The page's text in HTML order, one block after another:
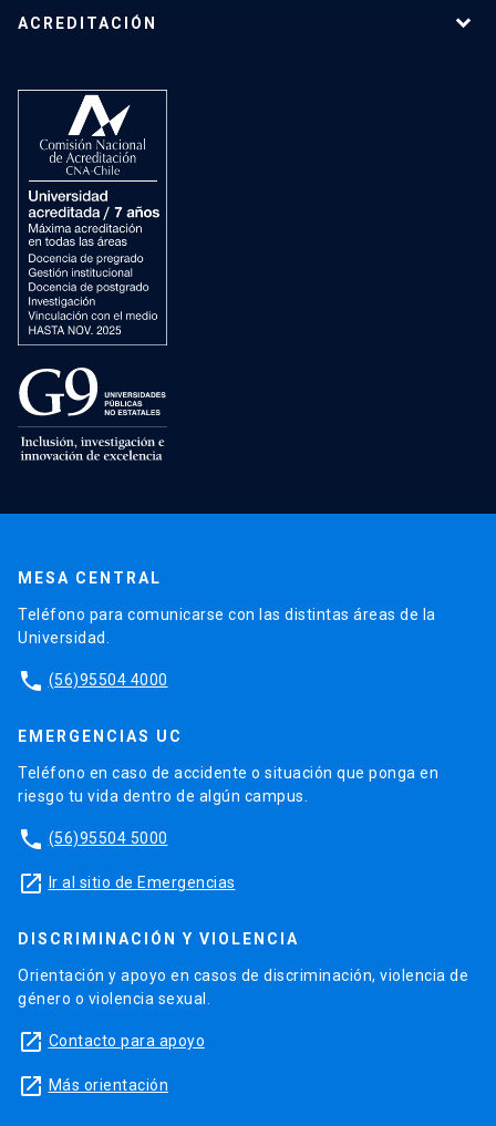
ACREDITACIÓN
MESA CENTRAL
Teléfono para comunicarse con las distintas áreas de la
Universidad.
phone (56)95504 4000
EMERGENCIAS UC
Teléfono en caso de accidente o situación que ponga en
riesgo tu vida dentro de algún campus.
phone (56)95504 5000
launch Ir al sitio de Emergencias
DISCRIMINACIÓN Y VIOLENCIA
Orientación y apoyo en casos de discriminación, violencia de
género o violencia sexual.
launch Contacto para apoyo
launch Más orientación